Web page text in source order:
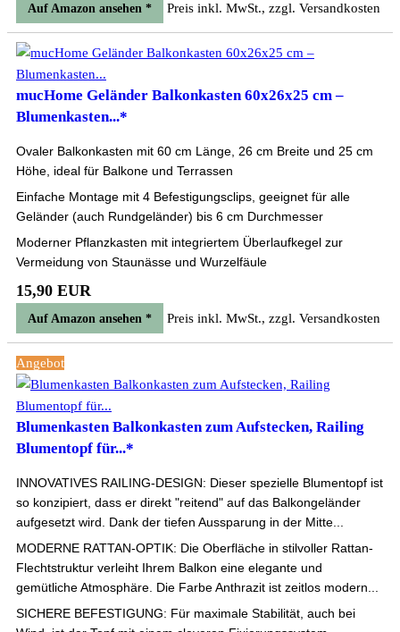
Auf Amazon ansehen * Preis inkl. MwSt., zzgl. Versandkosten
mucHome Geländer Balkonkasten 60x26x25 cm –
Blumenkasten...*
Ovaler Balkonkasten mit 60 cm Länge, 26 cm Breite und 25 cm
Höhe, ideal für Balkone und Terrassen
Einfache Montage mit 4 Befestigungsclips, geeignet für alle
Geländer (auch Rundgeländer) bis 6 cm Durchmesser
Moderner Pflanzkasten mit integriertem Überlaufkegel zur
Vermeidung von Staunässe und Wurzelfäule
15,90 EUR
Auf Amazon ansehen * Preis inkl. MwSt., zzgl. Versandkosten
Angebot
Blumenkasten Balkonkasten zum Aufstecken, Railing
Blumentopf für...*
INNOVATIVES RAILING-DESIGN: Dieser spezielle Blumentopf ist
so konzipiert, dass er direkt "reitend" auf das Balkongeländer
aufgesetzt wird. Dank der tiefen Aussparung in der Mitte...
MODERNE RATTAN-OPTIK: Die Oberfläche in stilvoller Rattan-
Flechtstruktur verleiht Ihrem Balkon eine elegante und
gemütliche Atmosphäre. Die Farbe Anthrazit ist zeitlos modern...
SICHERE BEFESTIGUNG: Für maximale Stabilität, auch bei